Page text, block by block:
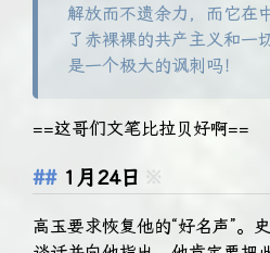
解放而不遗余力，而它在
了赤裸裸的共产主义和一
是一个极大的讽刺吗！
==这哥们文笔比拉贝好啊==
1月24日 ※
高玉要求恢复他的“好名声”。